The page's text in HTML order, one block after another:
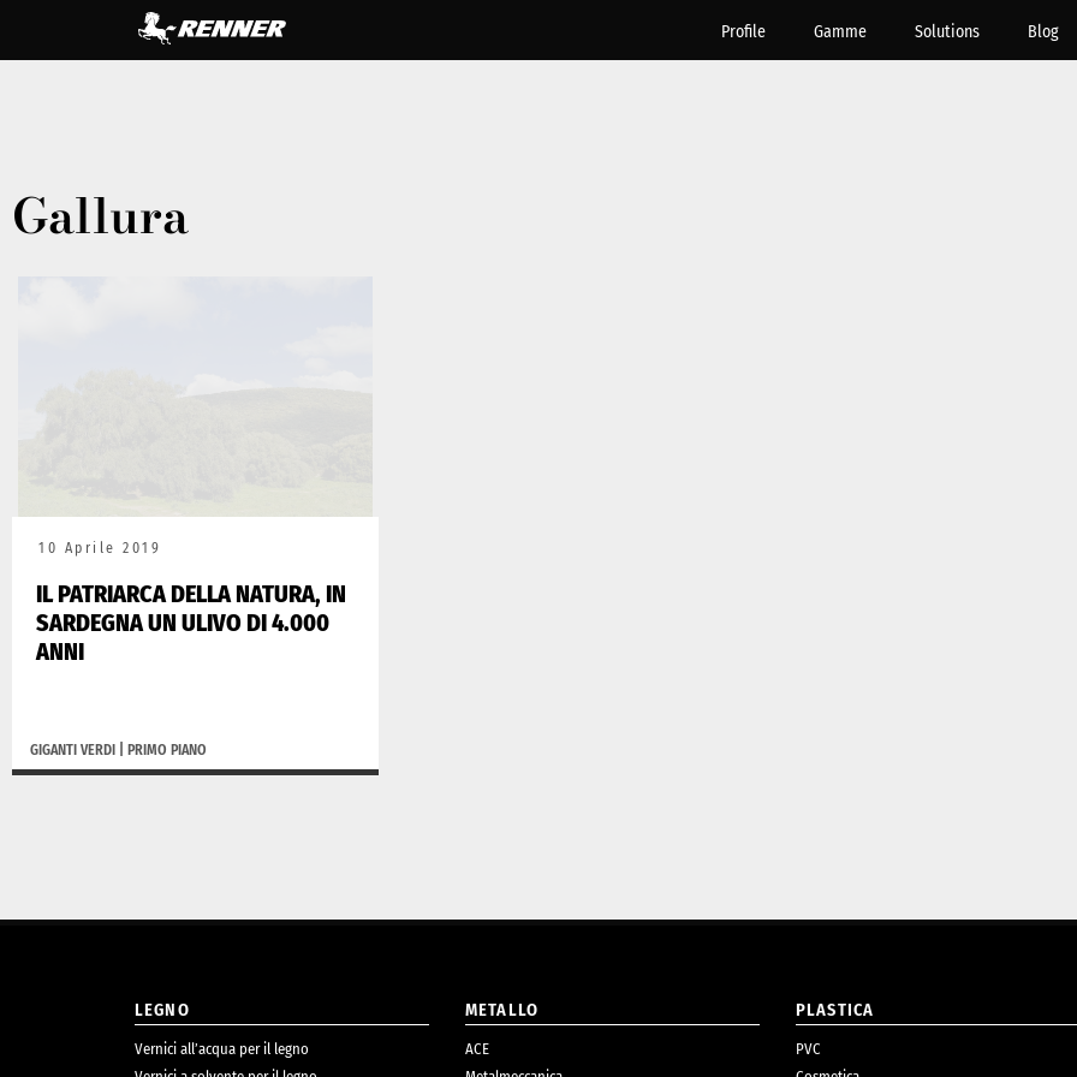
Profile Gamme Solutions Blog
Gallura
10 Aprile 2019
IL PATRIARCA DELLA NATURA, IN
SARDEGNA UN ULIVO DI 4.000
ANNI
GIGANTI VERDI PRIMO PIANO
LEGNO
Vernici all’acqua per il legno
METALLO
ACE
PLASTICA
PVC